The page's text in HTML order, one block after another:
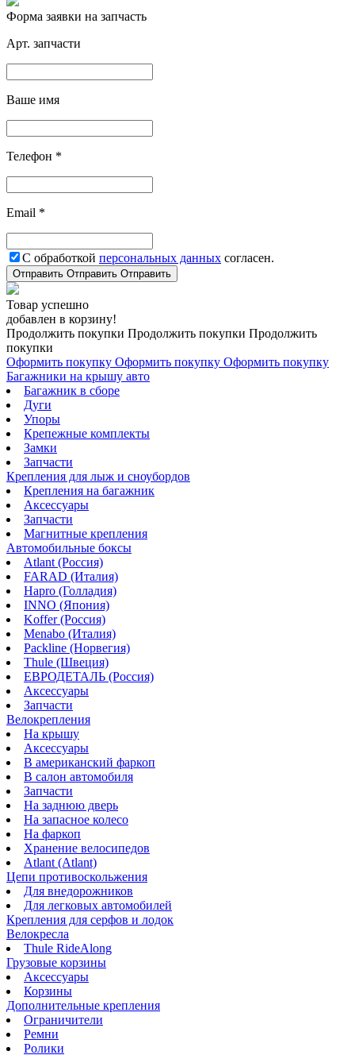
Форма заявки на запчасть
Арт. запчасти
Ваше имя
Телефон *
Email *
С обработкой персональных данных согласен.
Отправить Отправить Отправить
Товар успешно
добавлен в корзину!
Продолжить покупки Продолжить покупки Продолжить
покупки
Оформить покупку Оформить покупку Оформить покупку
Багажники на крышу авто
Багажник в сборе
Дуги
Упоры
Крепежные комплекты
Замки
Запчасти
Крепления для лыж и сноубордов
Крепления на багажник
Аксессуары
Запчасти
Магнитные крепления
Автомобильные боксы
Atlant (Россия)
FARAD (Италия)
Hapro (Голладия)
INNO (Япония)
Koffer (Россия)
Menabo (Италия)
Packline (Норвегия)
Thule (Швеция)
ЕВРОДЕТАЛЬ (Россия)
Аксессуары
Запчасти
Велокрепления
На крышу
Аксессуары
В американский фаркоп
В салон автомобиля
Запчасти
На заднюю дверь
На запасное колесо
На фаркоп
Хранение велосипедов
Atlant (Atlant)
Цепи противоскольжения
Для внедорожников
Для легковых автомобилей
Крепления для серфов и лодок
Велокресла
Thule RideAlong
Грузовые корзины
Аксессуары
Корзины
Дополнительные крепления
Ограничители
Ремни
Ролики